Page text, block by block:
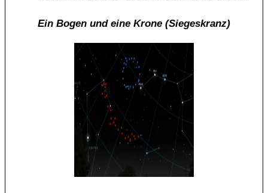
Ein Bogen und eine Krone (Siegeskranz)